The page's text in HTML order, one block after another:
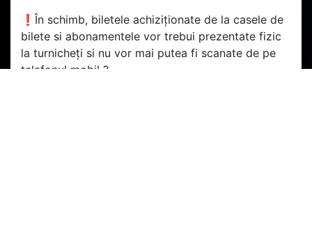
❗În schimb, biletele achiziționate de la casele de
bilete si abonamentele vor trebui prezentate fizic
la turnicheți si nu vor mai putea fi scanate de pe
telefonul mobil ?